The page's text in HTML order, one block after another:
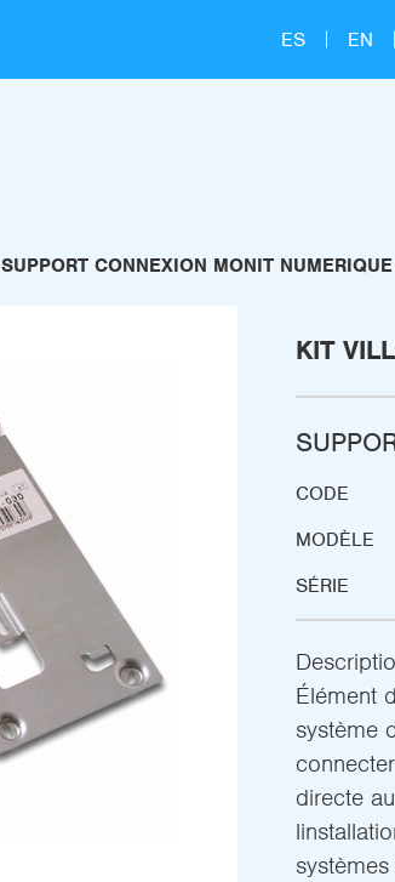
ES EN
SUPPORT CONNEXION MONIT
KIT
CODE
MODÈLE
SÉRIE
Élément
système
directe